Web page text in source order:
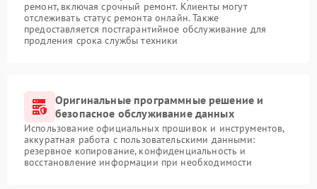
ремонт, включая срочный ремонт. Клиенты могут
отслеживать статус ремонта онлайн. Также
предоставляется постгарантийное обслуживание для
продления срока службы техники
Оригинальные программные решение и
безопасное обслуживание данных
Использование официальных прошивок и инструментов,
аккуратная работа с пользовательскими данными:
резервное копирование, конфиденциальность и
восстановление информации при необходимости